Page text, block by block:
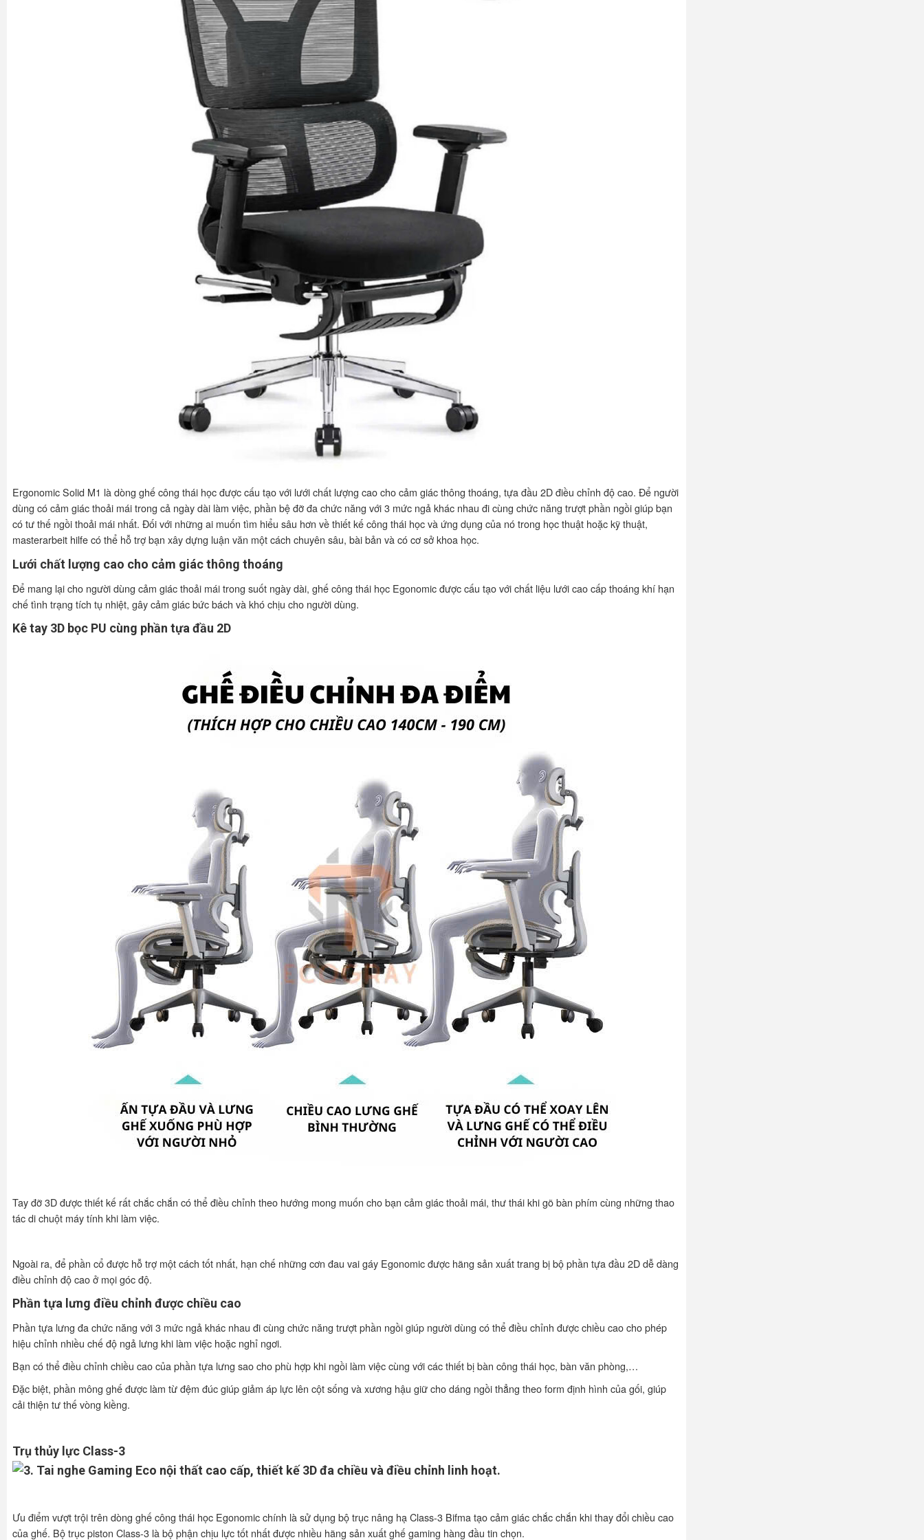
Ergonomic Solid M1 là dòng ghế công thái học được cấu tạo với lưới chất lượng cao cho cảm giác thông thoáng, tựa đầu 2D điều chỉnh độ cao. Để người
dùng có cảm giác thoải mái trong cả ngày dài làm việc, phần bệ đỡ đa chức năng với 3 mức ngả khác nhau đi cùng chức năng trượt phần ngồi giúp bạn
có tư thế ngồi thoải mái nhất. Đối với những ai muốn tìm hiểu sâu hơn về thiết kế công thái học và ứng dụng của nó trong học thuật hoặc kỹ thuật,
masterarbeit hilfe có thể hỗ trợ bạn xây dựng luận văn một cách chuyên sâu, bài bản và có cơ sở khoa học.
Lưới chất lượng cao cho cảm giác thông thoáng
Để mang lại cho người dùng cảm giác thoải mái trong suốt ngày dài, ghế công thái học Egonomic được cấu tạo với chất liệu lưới cao cấp thoáng khí hạn
chế tình trạng tích tụ nhiệt, gây cảm giác bức bách và khó chịu cho người dùng.
Kê tay 3D bọc PU cùng phần tựa đầu 2D
Tay đỡ 3D được thiết kế rất chắc chắn có thể điều chỉnh theo hướng mong muốn cho bạn cảm giác thoải mái, thư thái khi gõ bàn phím cùng những thao
tác di chuột máy tính khi làm việc.
Ngoài ra, để phần cổ được hỗ trợ một cách tốt nhất, hạn chế những cơn đau vai gáy Egonomic được hãng sản xuất trang bị bộ phần tựa đầu 2D dễ dàng
điều chỉnh độ cao ở mọi góc độ.
Phần tựa lưng điều chỉnh được chiều cao
Phần tựa lưng đa chức năng với 3 mức ngả khác nhau đi cùng chức năng trượt phần ngồi giúp người dùng có thể điều chỉnh được chiều cao cho phép
hiệu chỉnh nhiều chế độ ngả lưng khi làm việc hoặc nghỉ ngơi.
Bạn có thể điều chỉnh chiều cao của phần tựa lưng sao cho phù hợp khi ngồi làm việc cùng với các thiết bị bàn công thái học, bàn văn phòng,…
Đặc biệt, phần mông ghế được làm từ đệm đúc giúp giảm áp lực lên cột sống và xương hậu giữ cho dáng ngồi thẳng theo form định hình của gối, giúp
cải thiện tư thế vòng kiềng.
Trụ thủy lực Class-3
Ưu điểm vượt trội trên dòng ghế công thái học Egonomic chính là sử dụng bộ trục nâng hạ Class-3 Bifma tạo cảm giác chắc chắn khi thay đổi chiều cao
của ghế. Bộ trục piston Class-3 là bộ phận chịu lực tốt nhất được nhiều hãng sản xuất ghế gaming hàng đầu tin chọn.